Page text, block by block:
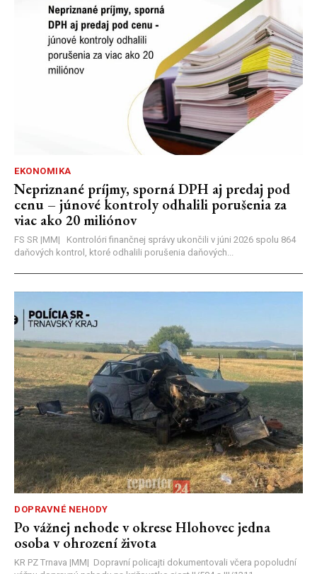
EKONOMIKA
Nepriznané príjmy, sporná DPH aj predaj pod
cenu – júnové kontroly odhalili porušenia za
viac ako 20 miliónov
FS SR |MM| Kontrolóri finančnej správy ukončili v júni 2026 spolu 864
daňových kontrol, ktoré odhalili porušenia daňových...
DOPRAVNÉ NEHODY
Po vážnej nehode v okrese Hlohovec jedna
osoba v ohrození života
KR PZ Trnava |MM| Dopravní policajti dokumentovali včera popoludní